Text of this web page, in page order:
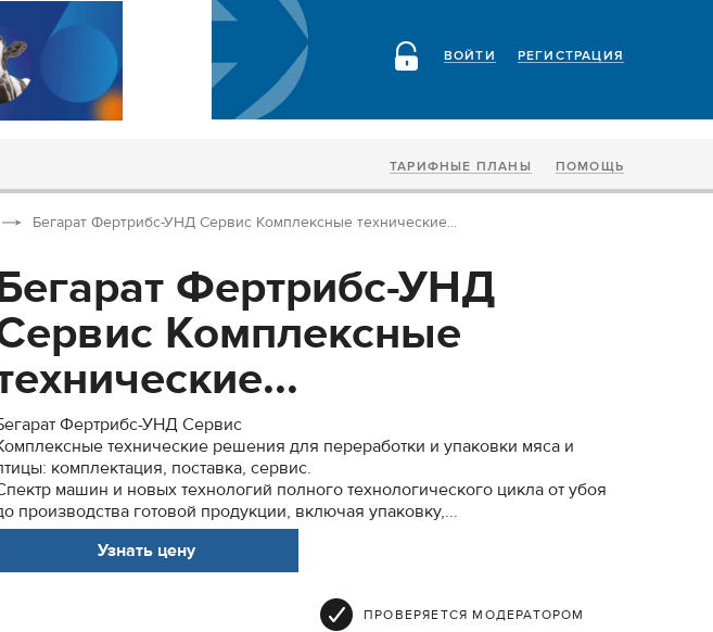
РЕГИСТРАЦИЯ
ВОЙТИ
ТАРИФНЫЕ ПЛАНЫ ПОМОЩЬ
Бегарат Фертрибс-УНД Сервис Комплексные технические...
Фертрибс-УНД
Комплексные
Фертрибс-УНД Сервис
технические решения для переработки и упаковки мяса и
комплектация, поставка, сервис.
машин и новых технологий полного технологического цикла от убоя
производства готовой продукции, включая упаковку,...
Узнать цену
ПРОВЕРЯЕТСЯ МОДЕРАТОРОМ